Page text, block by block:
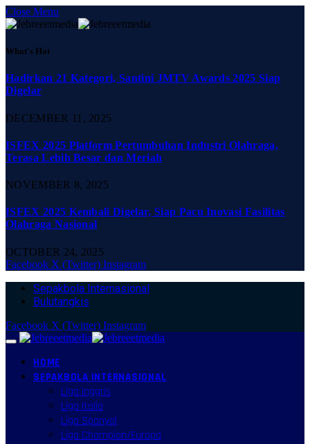
Close Menu
What's Hot
Hadirkan 21 Kategori, Santini JMTV Awards 2025 Siap
Digelar
DECEMBER 11, 2025
ISFEX 2025 Platform Pertumbuhan Industri Olahraga,
Terasa Lebih Besar dan Meriah
NOVEMBER 8, 2025
ISFEX 2025 Kembali Digelar, Siap Pacu Inovasi Fasilitas
Olahraga Nasional
OCTOBER 24, 2025
Facebook X (Twitter) Instagram
Sepakbola Internasional
Bulutangkis
Facebook X (Twitter) Instagram
HOME
SEPAKBOLA INTERNASIONAL
Liga Inggris
Liga Italia
Liga Spanyol
Liga Champion/Europa